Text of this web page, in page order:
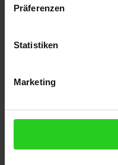
Präferenzen
Statistiken
Marketing
LED-Ring und
Automatische
Bluetooth-
Kein Abonnement
Lieferumfang Tom by
C-Ladekabel,